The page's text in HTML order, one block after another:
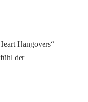
Hangovers“
der